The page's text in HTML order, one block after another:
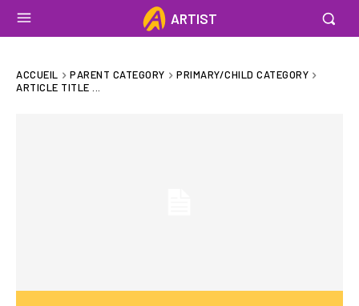
ARTIST
ACCUEIL PARENT CATEGORY
PRIMARY/CHILD CATEGORY
ARTICLE TITLE ...